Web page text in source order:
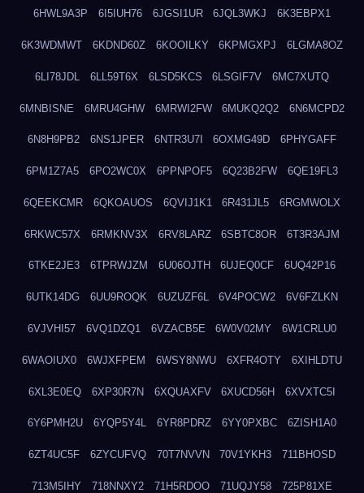
6HWL9A3P 6I5IUH76 6JGSI1UR 6JQL3WKJ 6K3EBPX1
6K3WDMWT 6KDND60Z 6KOOILKY 6KPMGXPJ 6LGMA8OZ
6LI78JDL 6LL59T6X 6LSD5KCS 6LSGIF7V 6MC7XUTQ
6MNBISNE 6MRU4GHW 6MRWI2FW 6MUKQ2Q2 6N6MCPD2
6N8H9PB2 6NS1JPER 6NTR3U7I 6OXMG49D 6PHYGAFF
6PM1Z7A5 6PO2WC0X 6PPNPOF5 6Q23B2FW 6QE19FL3
6QEEKCMR 6QKOAUOS 6QVIJ1K1 6R431JL5 6RGMWOLX
6RKWC57X 6RMKNV3X 6RV8LARZ 6SBTC8OR 6T3R3AJM
6TKE2JE3 6TPRWJZM 6U06OJTH 6UJEQ0CF 6UQ42P16
6UTK14DG 6UU9ROQK 6UZUZF6L 6V4POCW2 6V6FZLKN
6VJVHI57 6VQ1DZQ1 6VZACB5E 6W0V02MY 6W1CRLU0
6WAOIUX0 6WJXFPEM 6WSY8NWU 6XFR4OTY 6XIHLDTU
6XL3E0EQ 6XP30R7N 6XQUAXFV 6XUCD56H 6XVXTC5I
6Y6PMH2U 6YQP5Y4L 6YR8PDRZ 6YY0PXBC 6ZISH1A0
6ZT4UC5F 6ZYCUFVQ 70T7NVVN 70V1YKH3 711BHOSD
713M5IHY 718NNXY2 71H5RDOO 71UQJY58 725P81XE